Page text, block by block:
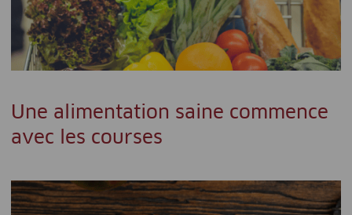
Une alimentation saine commence
avec les courses